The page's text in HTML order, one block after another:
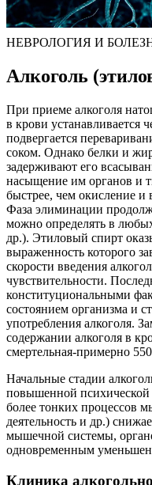
НЕВРОЛОГИЯ И
Алкоголь
При приеме алкоголя
в крови устанавливается
подвергается
соком. Однако белки и
задерживают его
насыщение им органов и
быстрее, чем окисление
Фаза элиминации
можно определять в
др.). Этиловый спирт
выраженность которого
скорости введения
чувствительности.
конституциональными
состоянием организма и
употребления алкоголя.
содержании алкоголя в
смертельная-примерно
Начальные стадии
повышенной
более тонких процессов
деятельность и др.)
мышечной системы,
одновременным
Клиника